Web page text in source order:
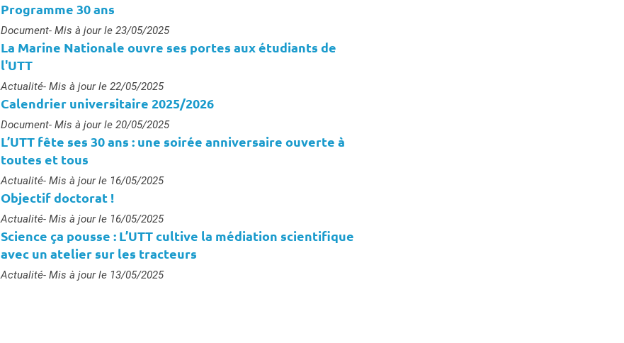
Programme 30 ans
Type :
Document- Mis à jour le 23/05/2025
La Marine Nationale ouvre ses portes aux étudiants de
l'UTT
Type :
Actualité- Mis à jour le 22/05/2025
Calendrier universitaire 2025/2026
Type :
Document- Mis à jour le 20/05/2025
L’UTT fête ses 30 ans : une soirée anniversaire ouverte à
toutes et tous
Type :
Actualité- Mis à jour le 16/05/2025
Objectif doctorat !
Type :
Actualité- Mis à jour le 16/05/2025
Science ça pousse : L’UTT cultive la médiation scientifique
avec un atelier sur les tracteurs
Type :
Actualité- Mis à jour le 13/05/2025